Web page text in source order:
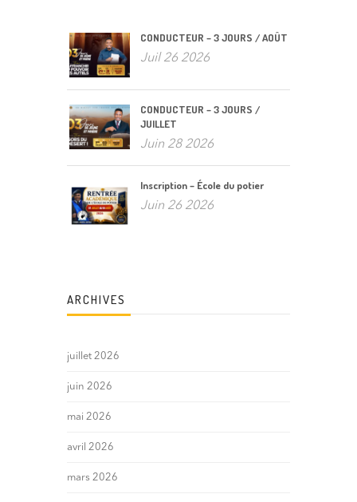
CONDUCTEUR – 3 JOURS / AOÛT
Juil 26 2026
CONDUCTEUR – 3 JOURS /
JUILLET
Juin 28 2026
Inscription – École du potier
Juin 26 2026
ARCHIVES
juillet 2026
juin 2026
mai 2026
avril 2026
mars 2026